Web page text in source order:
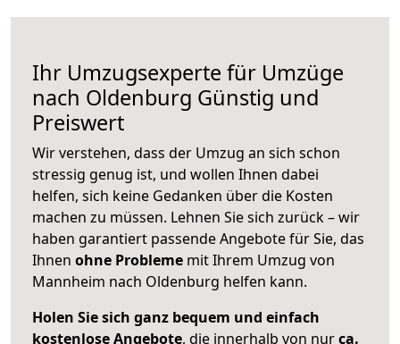
Ihr Umzugsexperte für Umzüge
nach Oldenburg Günstig und
Preiswert
Wir verstehen, dass der Umzug an sich schon
stressig genug ist, und wollen Ihnen dabei
helfen, sich keine Gedanken über die Kosten
machen zu müssen. Lehnen Sie sich zurück – wir
haben garantiert passende Angebote für Sie, das
Ihnen ohne Probleme mit Ihrem Umzug von
Mannheim nach Oldenburg helfen kann.
Holen Sie sich ganz bequem und einfach
kostenlose Angebote, die innerhalb von nurca.